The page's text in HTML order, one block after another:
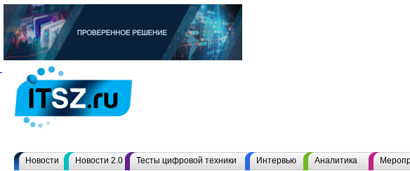
Новости Новости 2.0 Тесты цифровой техники Интервью Аналитика